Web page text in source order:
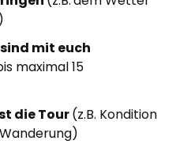
mit euch
maximal 15
die Tour(z.B. Kondition